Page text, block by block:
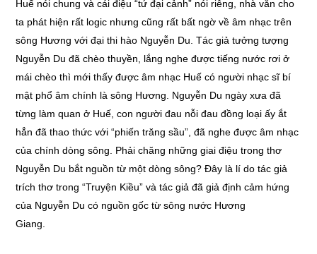
Huế nói chung và cái điệu “tứ đại cảnh” nói riêng, nhà văn cho
ta phát hiện rất logic nhưng cũng rất bất ngờ về âm nhạc trên
sông Hương với đại thi hào Nguyễn Du. Tác giả tưởng tượng
Nguyễn Du đã chèo thuyền, lắng nghe được tiếng nước rơi ở
mái chèo thì mới thấy được âm nhạc Huế có người nhạc sĩ bí
mật phổ âm chính là sông Hương. Nguyễn Du ngày xưa đã
từng làm quan ở Huế, con người đau nỗi đau đồng loại ấy ắt
hẳn đã thao thức với “phiến trăng sầu”, đã nghe được âm nhạc
của chính dòng sông. Phải chăng những giai điệu trong thơ
Nguyễn Du bắt nguồn từ một dòng sông? Đây là lí do tác giả
trích thơ trong “Truyện Kiều” và tác giả đã giả định cảm hứng
của Nguyễn Du có nguồn gốc từ sông nước Hương